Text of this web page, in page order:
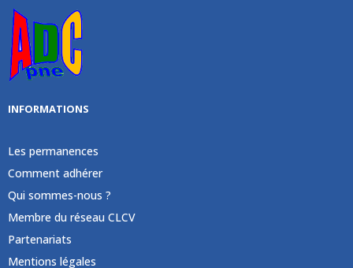
INFORMATIONS
Les permanences
Comment adhérer
Qui sommes-nous ?
Membre du réseau CLCV
Partenariats
Mentions légales